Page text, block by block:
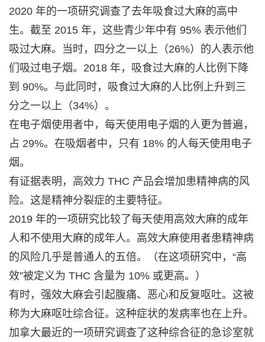
2020 年的一项研究调查了去年吸食过大麻的高中
生。截至 2015 年，这些青少年中有 95% 表示他们
吸过大麻。当时，四分之一以上（26%）的人表示他
们吸过电子烟。2018 年，吸食过大麻的人比例下降
到 90%。与此同时， 吸食过大麻的人比例上升到三
分之一以上（34%）。
在电子烟使用者中，每天使用电子烟的人更为普遍，
占 29%。在吸烟者中，只有 18% 的人每天使用电子
烟。
有证据表明，高效力 THC 产品会增加患精神病的风
险。这是精神分裂症的主要特征。
2019 年的一项研究比较了每天使用高效大麻的成年
人和不使用大麻的成年人。 高效大麻使用者患精神病
的风险几乎是普通人的五倍。（在这项研究中，“高
效”被定义为 THC 含量为 10% 或更高。）
有时，强效大麻会引起腹痛、恶心和反复呕吐。这被
称为大麻呕吐综合征。这种症状的发病率也在上升。
加拿大最近的一项研究调查了这种综合征的急诊室就